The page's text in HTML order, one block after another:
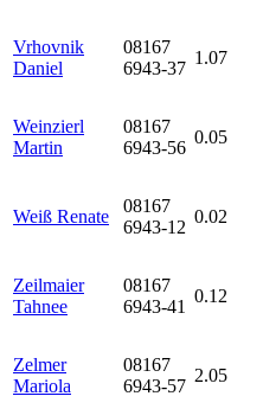
Vrhovnik
Daniel
08167
6943-37
1.07
Weinzierl
Martin
08167
6943-56
0.05
Weiß Renate
08167
6943-12
0.02
Zeilmaier
Tahnee
08167
6943-41
0.12
Zelmer
Mariola
08167
6943-57
2.05